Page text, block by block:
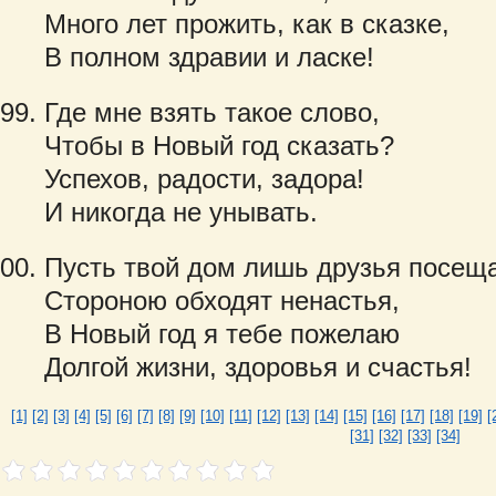
Много лет прожить, как в сказке,
В полном здравии и ласке!
Где мне взять такое слово,
Чтобы в Новый год сказать?
Успехов, радости, задора!
И никогда не унывать.
Пусть твой дом лишь друзья
Стороною обходят ненастья,
В Новый год я тебе пожелаю
Долгой жизни, здоровья и счастья!
[1] [2] [3] [4] [5] [6] [7] [8] [9] [10] [11] [12] [13] [14] [15] [16] [17] [18] [19]
[31] [32] [33] [34]